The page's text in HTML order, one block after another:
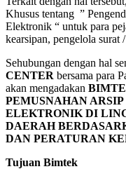
Khusus tentang ”
Elektronik “ untuk para
kearsipan, pengelola surat
Sehubungan dengan hal
CENTER bersama para
akan mengadakan
PEMUSNAHAN
ELEKTRONIK DI
DAERAH
DAN PERATURAN
Tujuan Bimtek